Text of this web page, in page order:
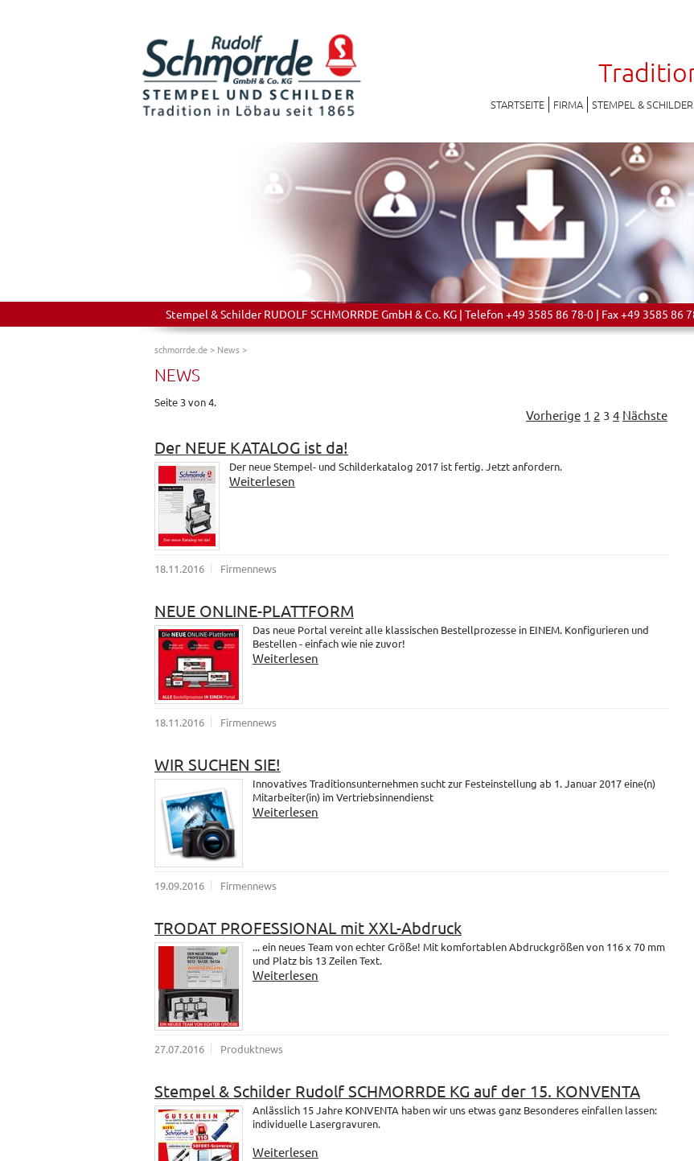
STARTSEITE FIRMA STEMPEL & SCHILDER
Stempel & Schilder RUDOLF SCHMORRDE GmbH & Co. KG | Telefon +49 3585 86 78-0 | Fax +49 3585 86
schmorrde.de> News>
NEWS
Seite 3 von 4.
Vorherige 1 2 3 4 Nächste
Der NEUE KATALOG ist da!
Der neue Stempel- und Schilderkatalog 2017 ist fertig. Jetzt anfordern.
Weiterlesen
18.11.2016 Firmennews
NEUE ONLINE-PLATTFORM
Das neue Portal vereint alle klassischen Bestellprozesse in EINEM. Konfigurieren und
Bestellen - einfach wie nie zuvor!
Weiterlesen
18.11.2016 Firmennews
WIR SUCHEN SIE!
Innovatives Traditionsunternehmen sucht zur Festeinstellung ab 1. Januar 2017 eine(n)
Mitarbeiter(in) im Vertriebsinnendienst
Weiterlesen
19.09.2016 Firmennews
TRODAT PROFESSIONAL mit XXL-Abdruck
... ein neues Team von echter Größe! Mit komfortablen Abdruckgrößen von 116 x 70 mm
und Platz bis 13 Zeilen Text.
Weiterlesen
27.07.2016 Produktnews
Stempel & Schilder Rudolf SCHMORRDE KG auf der 15. KONVENTA
Anlässlich 15 Jahre KONVENTA haben wir uns etwas ganz Besonderes einfallen lassen:
individuelle Lasergravuren.
Weiterlesen